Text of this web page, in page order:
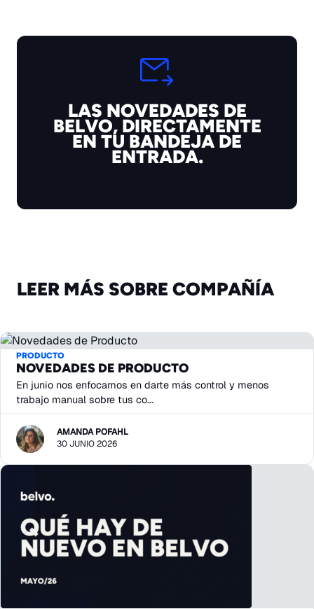
LAS NOVEDADES DE
BELVO, DIRECTAMENTE
EN TU BANDEJA DE
ENTRADA.
LEER MÁS SOBRE COMPAÑÍA
PRODUCTO
NOVEDADES DE PRODUCTO
En junio nos enfocamos en darte más control y menos
trabajo manual sobre tus co...
AMANDA POFAHL
30 JUNIO 2026